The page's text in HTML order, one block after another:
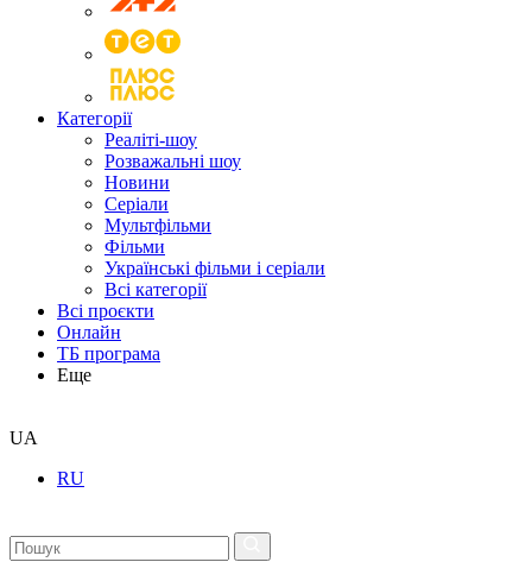
Категорії
Реаліті-шоу
Розважальні шоу
Новини
Серіали
Мультфільми
Фільми
Українські фільми і серіали
Всі категорії
Всі проєкти
Онлайн
ТБ програма
Еще
UA
RU